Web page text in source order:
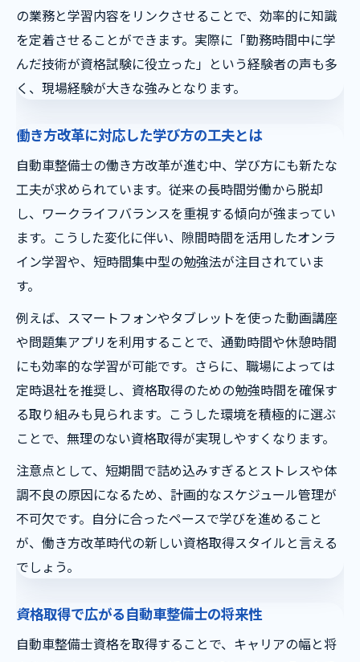
の業務と学習内容をリンクさせることで、効率的に知識
を定着させることができます。実際に「勤務時間中に学
んだ技術が資格試験に役立った」という経験者の声も多
く、現場経験が大きな強みとなります。
働き方改革に対応した学び方の工夫とは
自動車整備士の働き方改革が進む中、学び方にも新たな
工夫が求められています。従来の長時間労働から脱却
し、ワークライフバランスを重視する傾向が強まってい
ます。こうした変化に伴い、隙間時間を活用したオンラ
イン学習や、短時間集中型の勉強法が注目されていま
す。
例えば、スマートフォンやタブレットを使った動画講座
や問題集アプリを利用することで、通勤時間や休憩時間
にも効率的な学習が可能です。さらに、職場によっては
定時退社を推奨し、資格取得のための勉強時間を確保す
る取り組みも見られます。こうした環境を積極的に選ぶ
ことで、無理のない資格取得が実現しやすくなります。
注意点として、短期間で詰め込みすぎるとストレスや体
調不良の原因になるため、計画的なスケジュール管理が
不可欠です。自分に合ったペースで学びを進めること
が、働き方改革時代の新しい資格取得スタイルと言える
でしょう。
資格取得で広がる自動車整備士の将来性
自動車整備士資格を取得することで、キャリアの幅と将